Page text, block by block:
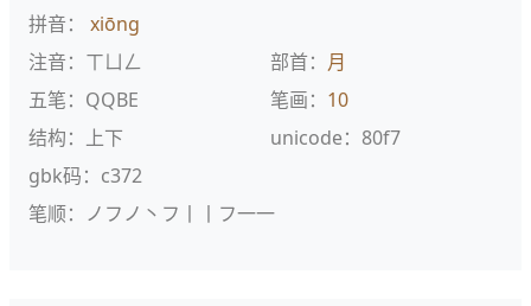
拼音： xiōng
注音：ㄒㄩㄥ
部首： 月
五笔：QQBE
笔画： 10
结构：上下
unicode：80f7
gbk码：c372
笔顺：ノフノ丶フ丨丨フ一一